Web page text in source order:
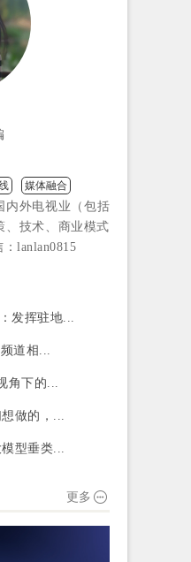
媒体融合
内外电视业（包括
、技术、商业模式
lanlan0815
发挥驻地...
道相...
角下的...
做的，...
型垂类...
更多